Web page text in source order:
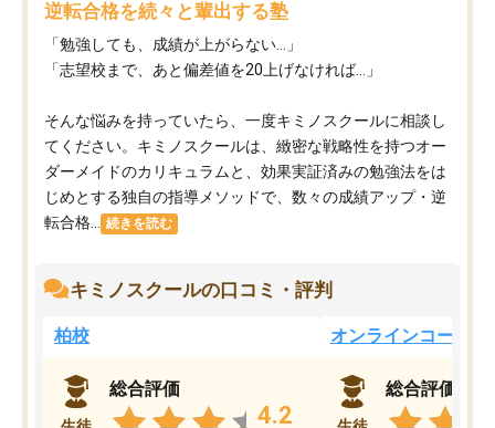
逆転合格を続々と輩出する塾
「勉強しても、成績が上がらない…」
「志望校まで、あと偏差値を20上げなければ…」
そんな悩みを持っていたら、一度キミノスクールに相談し
てください。キミノスクールは、緻密な戦略性を持つオー
ダーメイドのカリキュラムと、効果実証済みの勉強法をは
じめとする独自の指導メソッドで、数々の成績アップ・逆
転合格...
続きを読む
キミノスクールの口コミ・評判
柏校
総合評価
4.2
オンラインコース
総合評価